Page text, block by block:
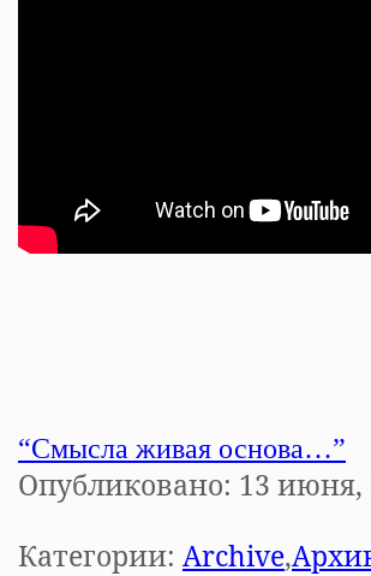
“Смысла живая основа…”
Опубликовано: 13 июня,
Категории: Archive,